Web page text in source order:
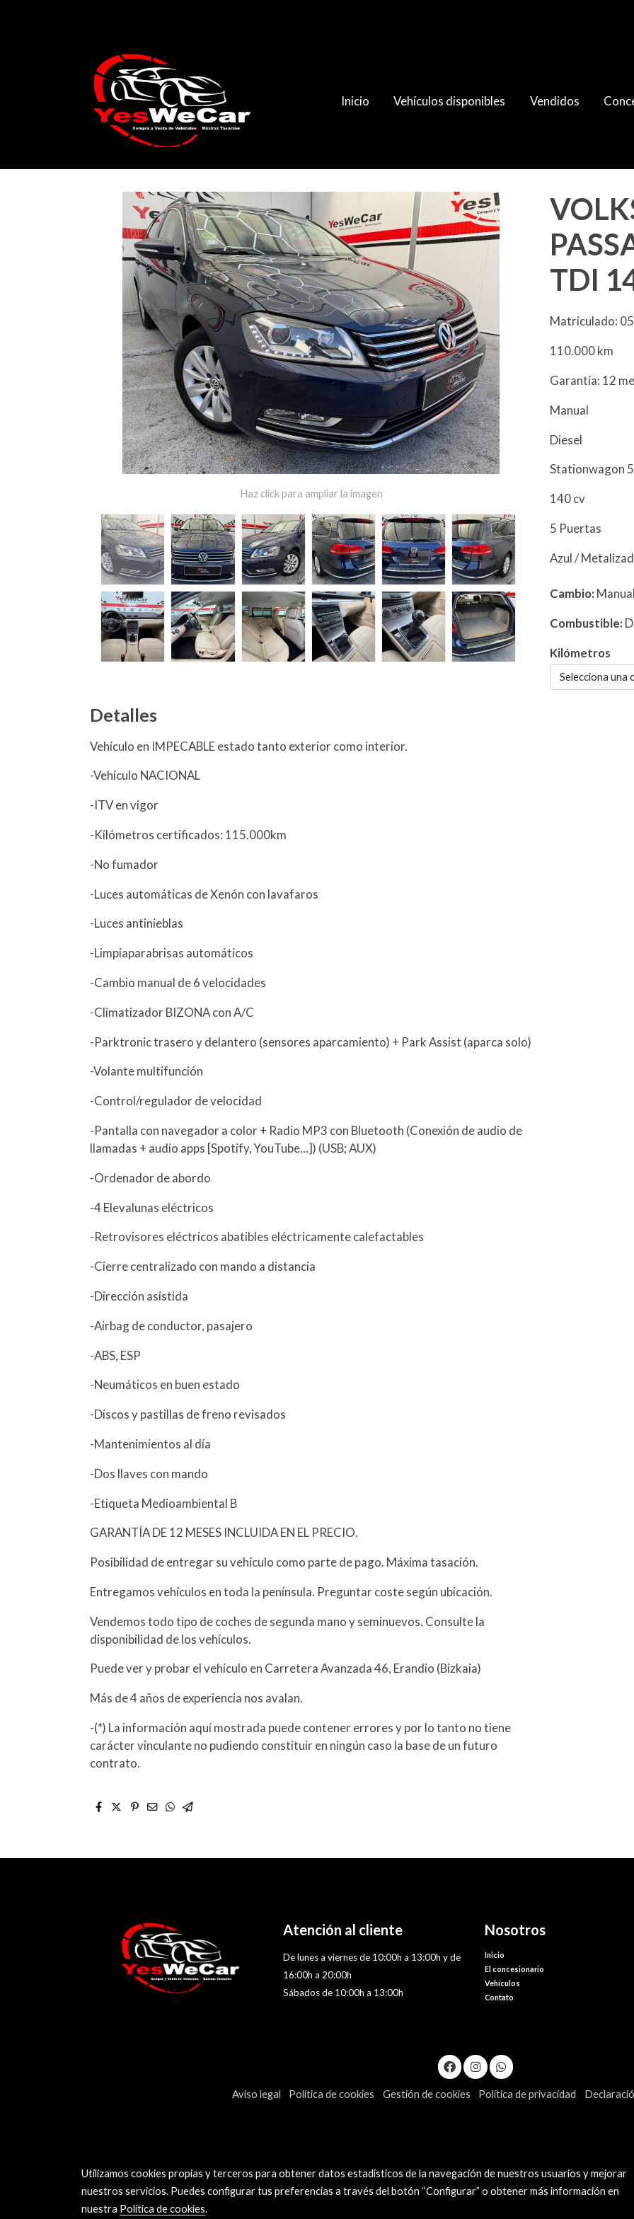
Inicio Vehículos disponibles Vendidos
Catálogo VOLKSWAGEN PASSAT VARIANT 2.0 TDI 140cv 2013
Haz click para ampliar la imagen
Detalles
Vehículo en IMPECABLE estado tanto exterior como interior.
-Vehículo NACIONAL
-ITV en vigor
-Kilómetros certificados: 115.000km
-No fumador
-Luces automáticas de Xenón con lavafaros
-Luces antinieblas
-Limpiaparabrisas automáticos
-Cambio manual de 6 velocidades
-Climatizador BIZONA con A/C
-Parktronic trasero y delantero (sensores aparcamiento) + Park Assist (aparca solo)
-Volante multifunción
-Control/regulador de velocidad
-Pantalla con navegador a color + Radio MP3 con Bluetooth (Conexión de audio de
llamadas + audio apps [Spotify, YouTube...]) (USB; AUX)
-Ordenador de abordo
-4 Elevalunas eléctricos
-Retrovisores eléctricos abatibles eléctricamente calefactables
-Cierre centralizado con mando a distancia
-Dirección asistida
-Airbag de conductor, pasajero
-ABS, ESP
-Neumáticos en buen estado
-Discos y pastillas de freno revisados
-Mantenimientos al día
-Dos llaves con mando
-Etiqueta Medioambiental B
GARANTÍA DE 12 MESES INCLUIDA EN EL PRECIO.
Posibilidad de entregar su vehículo como parte de pago. Máxima tasación.
Entregamos vehículos en toda la península. Preguntar coste según ubicación.
Vendemos todo tipo de coches de segunda mano y seminuevos. Consulte la
disponibilidad de los vehículos.
Puede ver y probar el vehículo en Carretera Avanzada 46, Erandio (Bizkaia)
Más de 4 años de experiencia nos avalan.
-(*) La información aquí mostrada puede contener errores y por lo tanto no tiene
carácter vinculante no pudiendo constituir en ningún caso la base de un futuro
contrato.
TDI
Matriculado:
110.000 km
Garantía: 12
Manual
Diesel
Stationwagon
140 cv
5 Puertas
Azul /
Cambio: Manual
Combustible:
Kilómetros
Selecciona una
Atención al cliente
De lunes a viernes de 10:00h a 13:00h y de
16:00h a 20:00h
Sábados de 10:00h a 13:00h
Nosotros
Inicio
El concesionario
Vehículos
Contato
Aviso legal Política de cookies Gestión de cookies Política de privacidad
Utilizamos cookies propias y terceros para obtener datos estadísticos de la navegación de nuestros usuarios y mejorar
nuestros servicios. Puedes configurar tus preferencias a través del botón “Configurar” o obtener más información en
nuestra Política de cookies.